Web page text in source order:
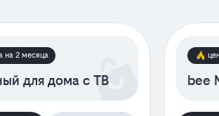
на 2 месяца
для дома с ТВ bee